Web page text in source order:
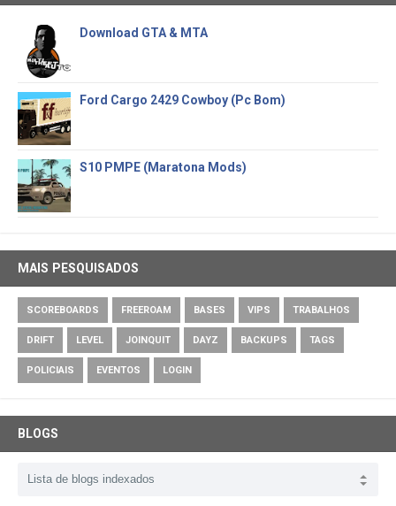
Download GTA & MTA
Ford Cargo 2429 Cowboy (Pc Bom)
S10 PMPE (Maratona Mods)
MAIS PESQUISADOS
SCOREBOARDS FREEROAM BASES VIPS TRABALHOS
DRIFT LEVEL JOINQUIT DAYZ BACKUPS TAGS
POLICIAIS EVENTOS LOGIN
BLOGS